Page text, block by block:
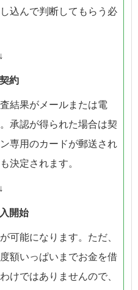
込んで判断してもらう必
↓
約
結果がメールまたは電
承認が得られた場合は契
専用のカードが郵送され
決定されます。
↓
開始
可能になります。ただ、
額いっぱいまでお金を借
けではありませんので、